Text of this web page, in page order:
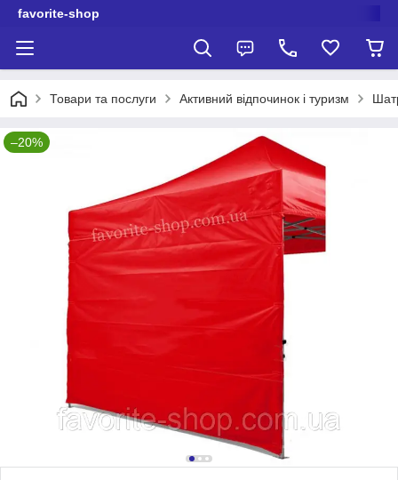
favorite-shop
Товари та послуги Активний відпочинок і туризм
–20%